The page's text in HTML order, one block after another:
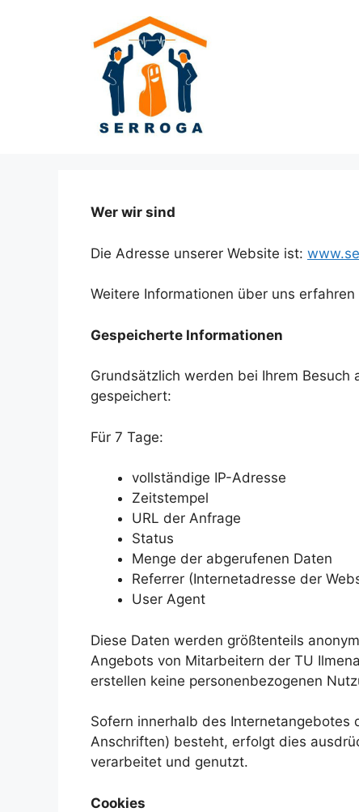
Wer wir sind
Die Adresse unserer Website ist:
Weitere Informationen über uns erfahren
Gespeicherte Informationen
Grundsätzlich werden bei Ihrem
gespeichert:
Für 7 Tage:
vollständige IP-Adresse
Zeitstempel
URL der Anfrage
Status
Menge der abgerufenen Daten
Referrer (Internetadresse der
User Agent
Diese Daten werden größtenteils
Angebots von Mitarbeitern der TU
erstellen keine personenbezogenen
Sofern innerhalb des Internetangebotes
Anschriften) besteht, erfolgt dies
verarbeitet und genutzt.
Cookies